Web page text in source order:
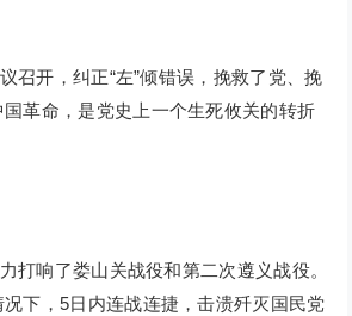
召开，纠正“左”倾错误，挽救了党、挽
革命，是党史上一个生死攸关的转折
打响了娄山关战役和第二次遵义战役。
下，5日内连战连捷，击溃歼灭国民党